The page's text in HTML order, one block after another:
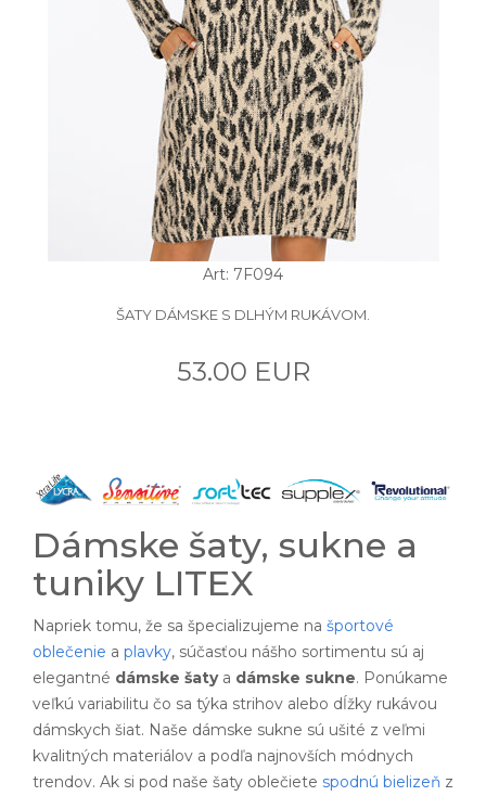
Art: 7F094
ŠATY DÁMSKE S DLHÝM RUKÁVOM.
53.00 EUR
Dámske šaty, sukne a
tuniky LITEX
Napriek tomu, že sa špecializujeme na športové
oblečenie a plavky, súčasťou nášho sortimentu sú aj
elegantné dámske šatya dámske sukne. Ponúkame
veľkú variabilitu čo sa týka strihov alebo dĺžky rukávou
dámskych šiat. Naše dámske sukne sú ušité z veľmi
kvalitných materiálov a podľa najnovších módnych
trendov. Ak si pod naše šaty oblečiete spodnú bielizeň z